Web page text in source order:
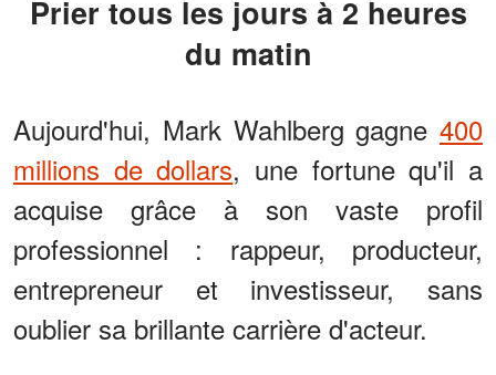
Prier tous les jours à 2 heures
du matin
Aujourd'hui, Mark Wahlberg gagne 400
millions de dollars, une fortune qu'il a
acquise grâce à son vaste profil
professionnel : rappeur, producteur,
entrepreneur et investisseur, sans
oublier sa brillante carrière d'acteur.